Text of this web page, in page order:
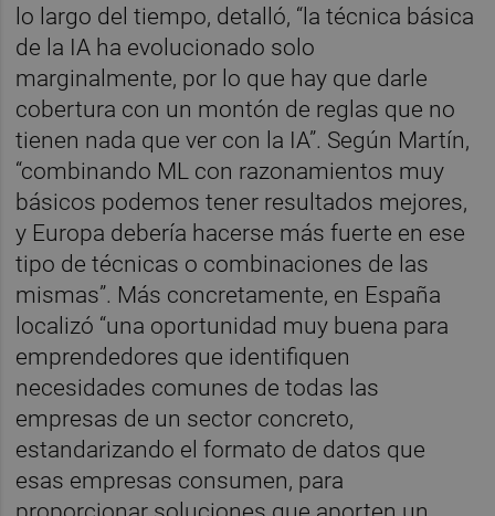
lo largo del tiempo, detalló, “la técnica básica
de la IA ha evolucionado solo
marginalmente, por lo que hay que darle
cobertura con un montón de reglas que no
tienen nada que ver con la IA”. Según Martín,
“combinando ML con razonamientos muy
básicos podemos tener resultados mejores,
y Europa debería hacerse más fuerte en ese
tipo de técnicas o combinaciones de las
mismas”. Más concretamente, en España
localizó “una oportunidad muy buena para
emprendedores que identifiquen
necesidades comunes de todas las
empresas de un sector concreto,
estandarizando el formato de datos que
esas empresas consumen, para